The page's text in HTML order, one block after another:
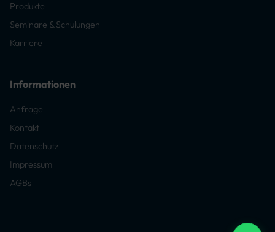
Produkte
Seminare & Schulungen
Karriere
Informationen
Anfrage
Kontakt
Datenschutz
Impressum
AGBs